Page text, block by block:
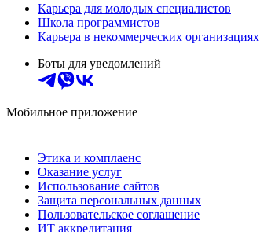
Карьера для молодых специалистов
Школа программистов
Карьера в некоммерческих организациях
Боты для уведомлений
Мобильное приложение
Этика и комплаенс
Оказание услуг
Использование сайтов
Защита персональных данных
Пользовательское соглашение
ИТ аккредитация